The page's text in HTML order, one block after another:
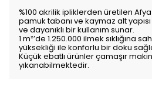
%100 akrilik ipliklerden üretilen
pamuk tabanı ve kaymaz alt
ve dayanıklı bir kullanım sunar.
1 m²’de 1.250.000 ilmek sıklığına
yüksekliği ile konforlu bir doku
Küçük ebatlı ürünler çamaşır
yıkanabilmektedir.